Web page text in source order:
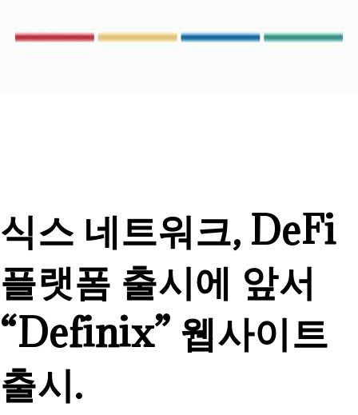
식스 네트워크, DeFi
플랫폼 출시에 앞서
“Definix” 웹사이트
출시.